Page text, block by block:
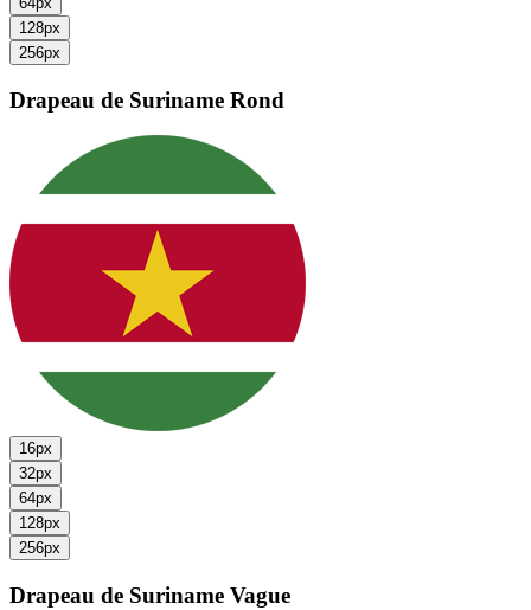
128px
256px
Drapeau de Suriname Rond
16px
32px
64px
128px
256px
Drapeau de Suriname Vague